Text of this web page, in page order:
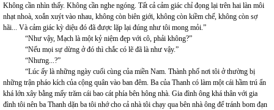
Không cần nhìn thấy. Không cần nghe ngóng. Tất cả cảm giác chỉ đọng lại trên hai làn môi
nhạt nhoà, xoắn xuýt vào nhau, không còn biên giới, không còn kiềm chế, không còn sợ
hãi... Và cảm giác kỳ diệu đó đã được lặp lại đúng như tôi mong mỏi.”
“Như vậy, Mạch là một kỷ niệm đẹp với cô, phải không?”
“Nếu mọi sự dừng ở đó thì chắc có lẽ đã là như vậy.”
“Nhưng...?”
“Lúc ấy là những ngày cuối cùng của miền Nam. Thành phố nơi tôi ở thường bị
những trận pháo kích của cộng quân vào ban đêm. Ba của Thanh có làm một cái hầm trú ẩn
khá lớn xây bằng mấy trăm cái bao cát phía bên hông nhà. Gia đình ông khá thân với gia
đình tôi nên ba Thanh dặn ba tôi nhớ cho cả nhà tôi chạy qua bên nhà ông để tránh bom đạn